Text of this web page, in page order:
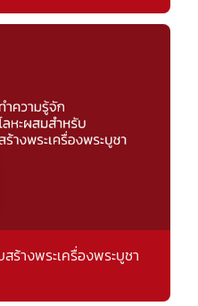
ร้างพระเครื่องพระบูชา